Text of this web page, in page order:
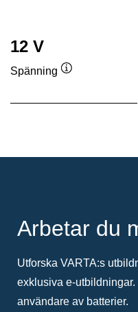
12 V
Spänning
Arbetar du
Utforska VARTA:s
exklusiva e-
användare av batterier.